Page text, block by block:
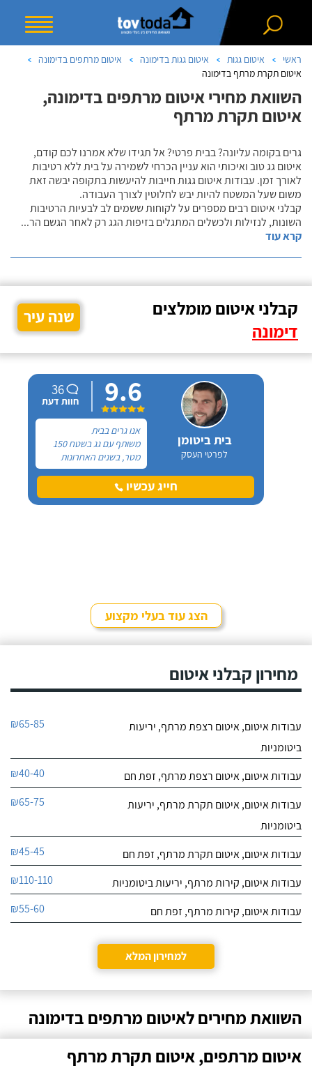
ראשי איטום גגות איטום גגות בדימונה
איטום מרתפים בדימונה
איטום תקרת מרתף בדימונה
השוואת מחירי איטום מרתפים בדימונה,
איטום תקרת מרתף
גרים בקומה עליונה? בבית פרטי? אל תגידו שלא אמרנו לכם קודם,
איטום גג טוב ואיכותי הוא עניין הכרחי לשמירה על בית ללא רטיבות
לאורך זמן. עבודות איטום גגות חייבות להיעשות בתקופה יבשה זאת
משום שעל המשטח להיות יבש לחלוטין לצורך העבודה.
קבלני איטום רבים מספרים על לקוחות ששמים לב לבעיות הרטיבות
השונות, לנזילות ולכשלים המתגלים בזיפות הגג רק לאחר הגשם הר...
קרא עוד
קבלני איטום מומלצים
דימונה
שנה עיר
בית ביטומן
לפרטי העסק
9.6
36
חוות דעת
אנו גרים בבית
משותף עם גג בשטח 150
מטר, בשנים האחרונות
היתה לנו בעיה חוזרת של
רטיבויות ונזילות מהגג
לדירות שבקומה העליונה.
חייג עכשיו
הצג עוד בעלי מקצוע
מחירון קבלני איטום
עבודות איטום, איטום רצפת מרתף, יריעות
ביטומניות
₪65-85
עבודות איטום, איטום רצפת מרתף, זפת חם ₪40-40
עבודות איטום, איטום תקרת מרתף, יריעות
ביטומניות
₪65-75
עבודות איטום, איטום תקרת מרתף, זפת חם ₪45-45
עבודות איטום, קירות מרתף, יריעות ביטומניות ₪110-110
עבודות איטום, קירות מרתף, זפת חם ₪55-60
למחירון המלא
השוואת מחירים לאיטום מרתפים בדימונה
איטום מרתפים, איטום תקרת מרתף